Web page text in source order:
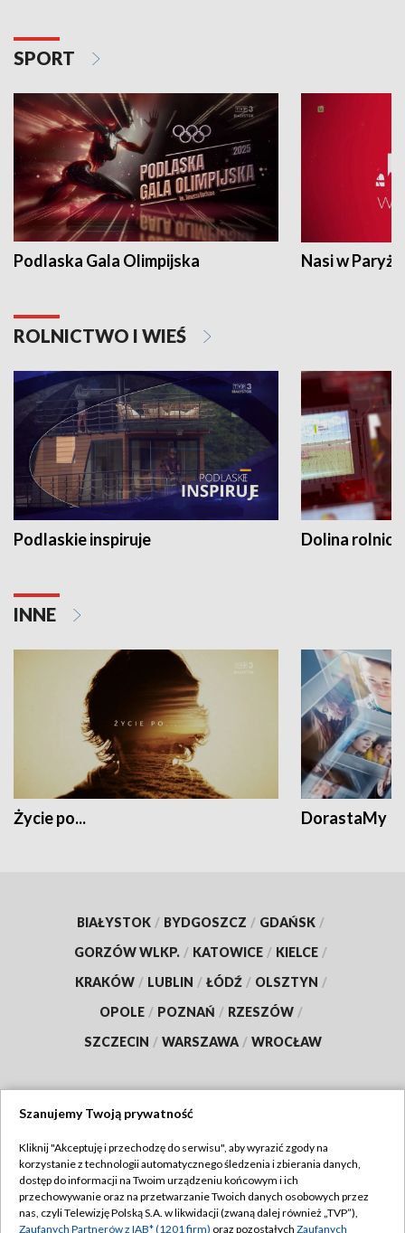
SPORT
Podlaska Gala Olimpijska Nasi w Paryżu
ROLNICTWO I WIEŚ
Podlaskie inspiruje Dolina
INNE
Życie po... DorastaMy
BIAŁYSTOK / BYDGOSZCZ / GDAŃSK /
GORZÓW WLKP. / KATOWICE / KIELCE /
KRAKÓW / LUBLIN / ŁÓDŹ / OLSZTYN /
OPOLE / POZNAŃ / RZESZÓW /
SZCZECIN / WARSZAWA / WROCŁAW
TVP
Abonament TVP
Emisja w TVP
Regulamin TVP
Szanujemy Twoją prywatność
Kliknij "Akceptuję i przechodzę do serwisu", aby wyrazić zgody na
korzystanie z technologii automatycznego śledzenia i zbierania danych,
dostęp do informacji na Twoim urządzeniu końcowym i ich
przechowywanie oraz na przetwarzanie Twoich danych osobowych przez
nas, czyli Telewizję Polską S.A. w likwidacji (zwaną dalej również „TVP”),
Zaufanych Partnerów z IAB* (1201 firm) oraz pozostałych Zaufanych